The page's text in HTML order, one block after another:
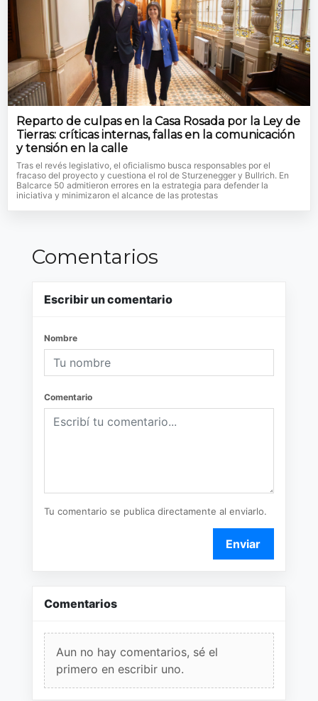
Reparto de culpas en la Casa Rosada por la Ley de
Tierras: críticas internas, fallas en la comunicación
y tensión en la calle
Tras el revés legislativo, el oficialismo busca responsables por el
fracaso del proyecto y cuestiona el rol de Sturzenegger y Bullrich. En
Balcarce 50 admitieron errores en la estrategia para defender la
iniciativa y minimizaron el alcance de las protestas
Comentarios
Escribir un comentario
Nombre
Comentario
Tu comentario se publica directamente al enviarlo.
Enviar
Comentarios
Aun no hay comentarios, sé el
primero en escribir uno.